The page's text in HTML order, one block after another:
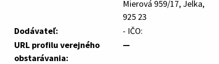
Mierová 959/17, Jelka,
925 23
Dodávateľ:
- IČO:
URL profilu verejného
obstarávania:
—